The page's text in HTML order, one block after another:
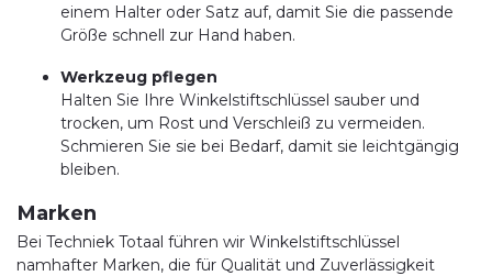
einem Halter oder Satz auf, damit Sie die passende
Größe schnell zur Hand haben.
Werkzeug pflegen
Halten Sie Ihre Winkelstiftschlüssel sauber und
trocken, um Rost und Verschleiß zu vermeiden.
Schmieren Sie sie bei Bedarf, damit sie leichtgängig
bleiben.
Marken
Bei Techniek Totaal führen wir Winkelstiftschlüssel
namhafter Marken, die für Qualität und Zuverlässigkeit